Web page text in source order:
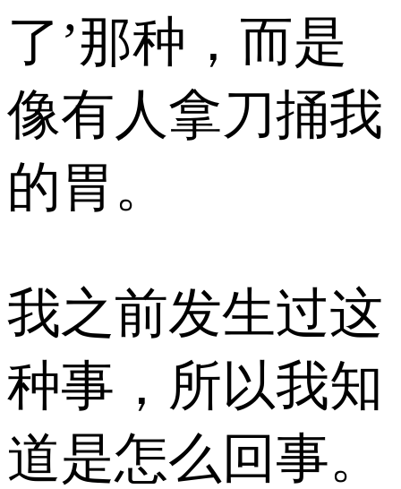
了’那种，而是
像有人拿刀捅我
的胃。
我之前发生过这
种事，所以我知
道是怎么回事。